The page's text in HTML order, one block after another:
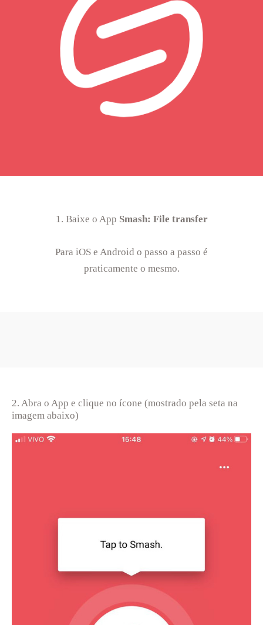
1. Baixe o App Smash: File transfer
Para iOS e Android o passo a passo é
praticamente o mesmo.
2. Abra o App e clique no ícone (mostrado pela seta na
imagem abaixo)